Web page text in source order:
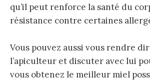
qu’il peut renforce la santé du
résistance contre certaines
Vous pouvez aussi vous rendre
l’apiculteur et discuter avec lui
vous obtenez le meilleur miel